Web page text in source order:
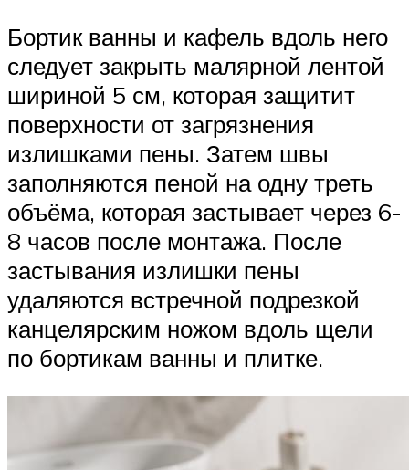
Бортик ванны и кафель вдоль него
следует закрыть малярной лентой
шириной 5 см, которая защитит
поверхности от загрязнения
излишками пены. Затем швы
заполняются пеной на одну треть
объёма, которая застывает через 6-
8 часов после монтажа. После
застывания излишки пены
удаляются встречной подрезкой
канцелярским ножом вдоль щели
по бортикам ванны и плитке.